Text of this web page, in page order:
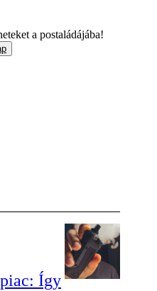
a postaládájába!
Így